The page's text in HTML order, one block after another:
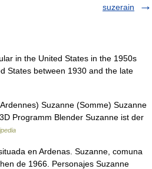
suzerain
in the United States in the 1950s
States between 1930 and the late
Suzanne (Somme) Suzanne
Programm Blender Suzanne ist der
en Ardenas. Suzanne, comuna
de 1966. Personajes Suzanne